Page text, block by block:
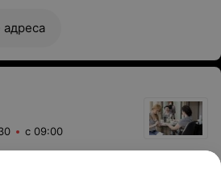
адреса
с 09:00